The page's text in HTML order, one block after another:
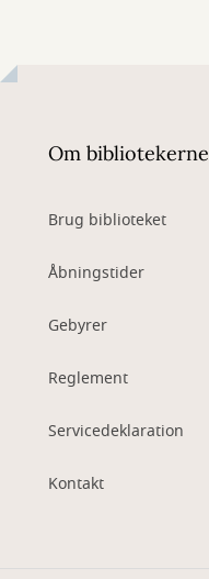
Om bibliotekerne
Brug biblioteket
Åbningstider
Gebyrer
Reglement
Servicedeklaration
Kontakt